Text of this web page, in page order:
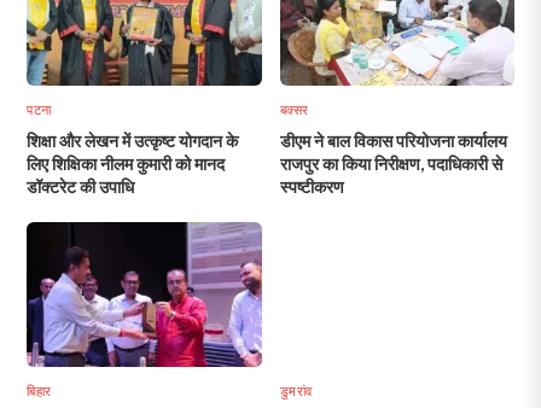
पटना
शिक्षा और लेखन में उत्कृष्ट योगदान के
लिए शिक्षिका नीलम कुमारी को मानद
डॉक्टरेट की उपाधि
बक्सर
डीएम ने बाल विकास परियोजना कार्यालय
राजपुर का किया निरीक्षण, पदाधिकारी से
स्पष्टीकरण
बिहार डुमरांव